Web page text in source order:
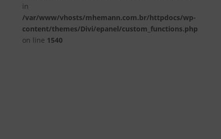
in
/var/www/vhosts/mhemann.com.br/httpdocs/wp-
content/themes/Divi/epanel/custom_functions.php
on line 1540